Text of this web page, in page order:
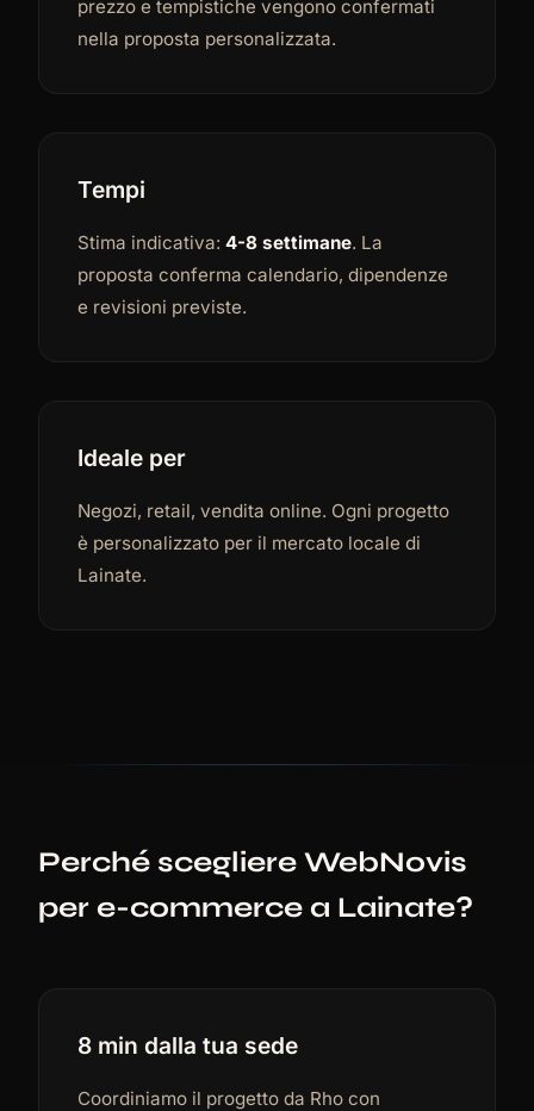
prezzo e tempistiche vengono confermati
nella proposta personalizzata.
Tempi
Stima indicativa: 4-8 settimane. La
proposta conferma calendario, dipendenze
e revisioni previste.
Ideale per
Negozi, retail, vendita online. Ogni progetto
è personalizzato per il mercato locale di
Lainate.
Perché scegliere WebNovis
per e-commerce a Lainate?
8 min dalla tua sede
Coordiniamo il progetto da Rho con